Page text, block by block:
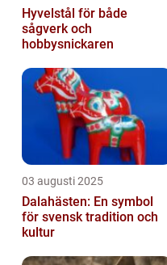
Hyvelstål för både
sågverk och
hobbysnickaren
03 augusti 2025
Dalahästen: En symbol
för svensk tradition och
kultur